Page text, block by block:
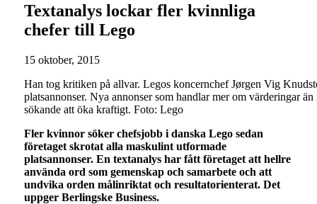
Textanalys lockar fler kvinnliga
chefer till Lego
15 oktober, 2015
Han tog kritiken på allvar. Legos koncernchef Jørgen Vig
platsannonser. Nya annonser som handlar mer om värderingar
sökande att öka kraftigt. Foto: Lego
Fler kvinnor söker chefsjobb i danska Lego sedan
företaget skrotat alla maskulint utformade
platsannonser. En textanalys har fått företaget att hellre
använda ord som gemenskap och samarbete och att
undvika orden målinriktat och resultatorienterat. Det
uppger Berlingske Business.